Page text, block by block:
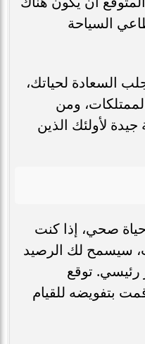
السياحة
السعادة لحياتك،
ومن
لأولئك الذين
صحي، إذا كنت
سيسمح لك الرصيد
رئيسي. توقع
بتفويضه للقيام